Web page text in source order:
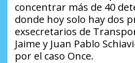
concentrar más de 40
donde hoy solo hay dos
exsecretarios de
Jaime y Juan Pablo
por el caso Once.